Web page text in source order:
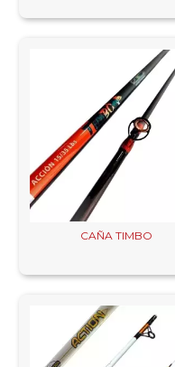
CAÑA TIMBO